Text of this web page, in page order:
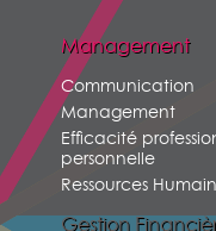
Management
Communication
Management
Efficacité
personnelle
Ressources
Gestion